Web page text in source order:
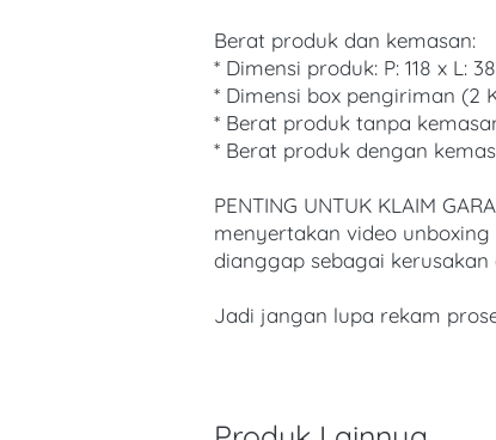
Berat produk dan kemasan:
* Dimensi produk: P: 118 x L:
* Dimensi box pengiriman (2
* Berat produk tanpa
* Berat produk dengan
PENTING UNTUK KLAIM
menyertakan video
dianggap sebagai
Jadi jangan lupa rekam